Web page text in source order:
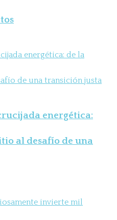
energética:
al desafío de una